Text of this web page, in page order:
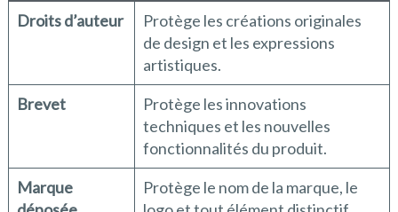
Droits d’auteur
Protège les créations originales
de design et les expressions
artistiques.
Brevet
Protège les innovations
techniques et les nouvelles
fonctionnalités du produit.
Marque
Protège le nom de la marque, le